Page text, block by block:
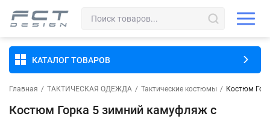
КАТАЛОГ ТОВАРОВ
Главная / ТАКТИЧЕСКАЯ ОДЕЖДА / Тактические костюмы / Костюм
Костюм Горка 5 зимний камуфляж с